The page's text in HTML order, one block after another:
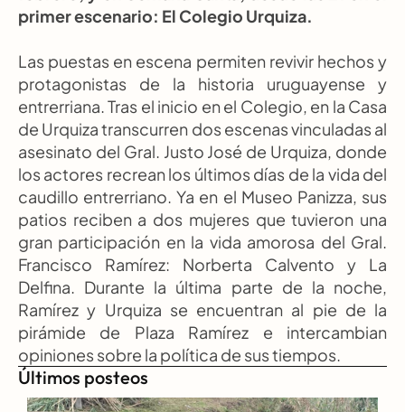
primer escenario: El Colegio Urquiza.
Las puestas en escena permiten revivir hechos y
protagonistas de la historia uruguayense y
entrerriana. Tras el inicio en el Colegio, en la Casa
de Urquiza transcurren dos escenas vinculadas al
asesinato del Gral. Justo José de Urquiza, donde
los actores recrean los últimos días de la vida del
caudillo entrerriano. Ya en el Museo Panizza, sus
patios reciben a dos mujeres que tuvieron una
gran participación en la vida amorosa del Gral.
Francisco Ramírez: Norberta Calvento y La
Delfina. Durante la última parte de la noche,
Ramírez y Urquiza se encuentran al pie de la
pirámide de Plaza Ramírez e intercambian
opiniones sobre la política de sus tiempos.
Últimos posteos